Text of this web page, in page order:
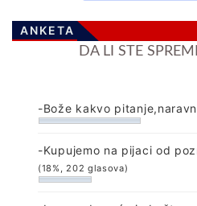
ANKETA
DA LI STE
-Bože kakvo
-Kupujemo na pijaci od
(18%, 202 glasova)